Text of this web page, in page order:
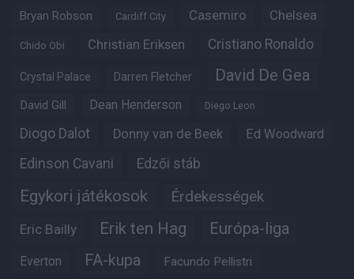
Bryan Robson Cardiff City Casemiro Chelsea
Chido Obi Christian Eriksen Cristiano Ronaldo
Crystal Palace Darren Fletcher David De Gea
David Gill Dean Henderson Diego Leon
Diogo Dalot Donny van de Beek Ed Woodward
Edinson Cavani Edzői stáb
Egykori játékosok Érdekességek
Eric Bailly Erik ten Hag Európa-liga
Everton FA-kupa Facundo Pellistri